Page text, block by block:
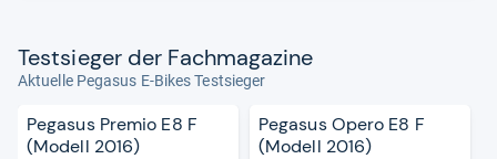
Test­sie­ger der Fach­ma­ga­zine
Aktuelle Pegasus E-Bikes Testsieger
Pegasus Premio E8 F
(Modell 2016)
Pegasus Opero E8 F
(Modell 2016)